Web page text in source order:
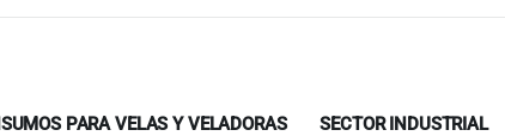
PARA VELAS Y VELADORAS SECTOR INDUSTRIAL